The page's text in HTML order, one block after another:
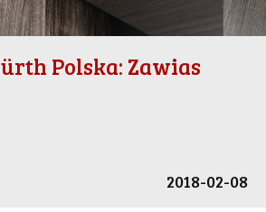
Polska: Zawias
2018-02-08